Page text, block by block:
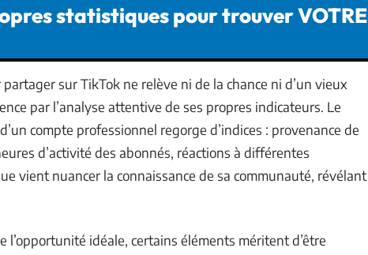
statistiques pour trouver VOTRE
sur TikTok ne relève ni de la chance ni d’un vieux
par l’analyse attentive de ses propres indicateurs. Le
compte professionnel regorge d’indices : provenance de
d’activité des abonnés, réactions à différentes
vient nuancer la connaissance de sa communauté, révélant
l’opportunité idéale, certains éléments méritent d’être